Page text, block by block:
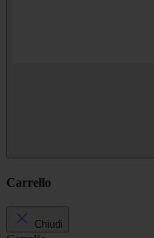
Carrello
Chiudi